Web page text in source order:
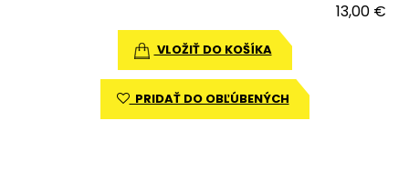
13,00 €
VLOŽIŤ DO KOŠÍKA
PRIDAŤ DO OBĽÚBENÝCH